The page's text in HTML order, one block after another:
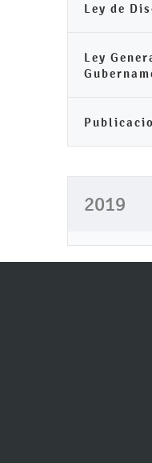
Ley de
Ley
2019